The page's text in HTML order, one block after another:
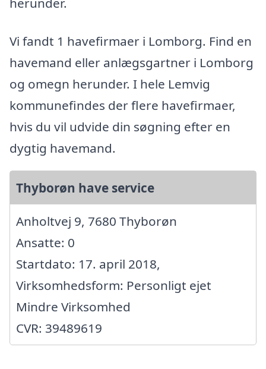
Vi fandt 1 havefirmaer i Lomborg. Find en
havemand eller anlægsgartner i Lomborg
og omegn herunder. I hele Lemvig
kommunefindes der flere havefirmaer,
hvis du vil udvide din søgning efter en
dygtig havemand.
Thyborøn have service
Anholtvej 9, 7680 Thyborøn
Ansatte: 0
Startdato: 17. april 2018,
Virksomhedsform: Personligt ejet
Mindre Virksomhed
CVR: 39489619